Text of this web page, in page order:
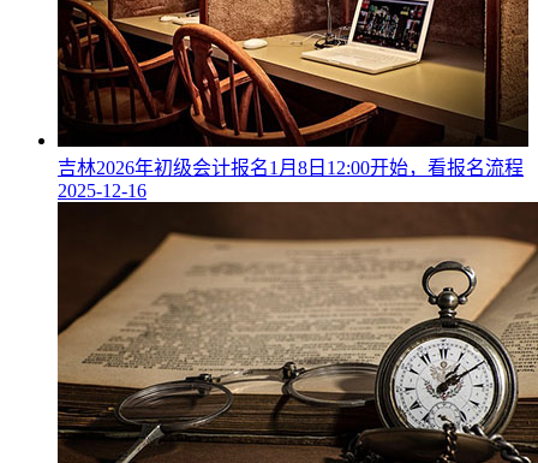
吉林2026年初级会计报名1月8日12:00开始，看报名流程
2025-12-16